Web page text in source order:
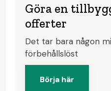
Göra en
offerter
Det tar bara någon
förbehållslöst
Börja här